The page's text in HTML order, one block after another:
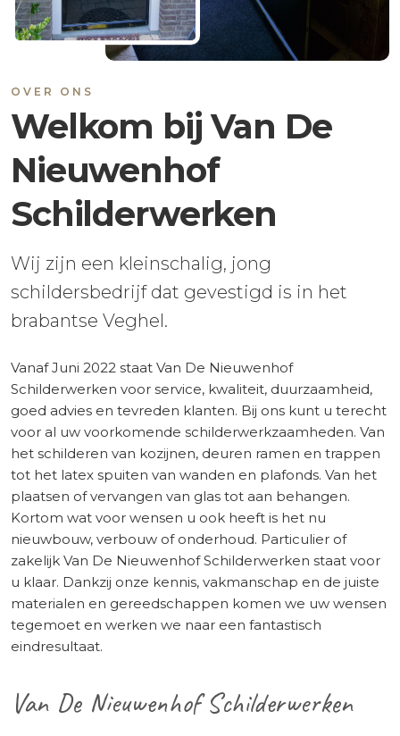
OVER ONS
Welkom bij Van De
Nieuwenhof
Schilderwerken
Wij zijn een kleinschalig, jong
schildersbedrijf dat gevestigd is in het
brabantse Veghel.
Vanaf Juni 2022 staat Van De Nieuwenhof
Schilderwerken voor service, kwaliteit, duurzaamheid,
goed advies en tevreden klanten. Bij ons kunt u terecht
voor al uw voorkomende schilderwerkzaamheden. Van
het schilderen van kozijnen, deuren ramen en trappen
tot het latex spuiten van wanden en plafonds. Van het
plaatsen of vervangen van glas tot aan behangen.
Kortom wat voor wensen u ook heeft is het nu
nieuwbouw, verbouw of onderhoud. Particulier of
zakelijk Van De Nieuwenhof Schilderwerken staat voor
u klaar. Dankzij onze kennis, vakmanschap en de juiste
materialen en gereedschappen komen we uw wensen
tegemoet en werken we naar een fantastisch
eindresultaat.
Van De Nieuwenhof Schilderwerken